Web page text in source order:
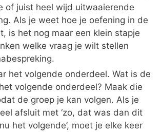
of juist heel wijd uitwaaierende
Als je weet hoe je oefening in de
is het nog maar een klein stapje
welke vraag je wilt stellen
het volgende onderdeel. Wat is de
volgende onderdeel? Maak die
de groep je kan volgen. Als je
afsluit met ‘zo, dat was dan dit
het volgende’, moet je elke keer